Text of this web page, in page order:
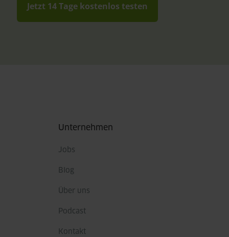
Jetzt 14 Tage kostenlos testen
Unternehmen
Jobs
Blog
Über uns
Podcast
Kontakt